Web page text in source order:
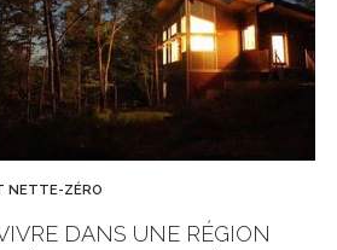
NETTE-ZÉRO
DANS UNE RÉGION